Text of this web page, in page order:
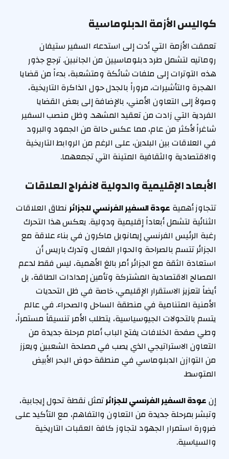
كواليس الأزمة الدبلوماسية
تعمقت الأزمة التي أدت إلى استدعاء السفير ستيفان
روماتيه لتشمل طرد دبلوماسيين من الجانبين. ترجع جذور
هذه التوترات إلى ملفات شائكة ومتشعبة، بدءاً من قضايا
الهجرة والتأشيرات، مروراً بالجدل حول الذاكرة التاريخية،
وصولاً إلى التعاون الأمني، بالإضافة إلى بعض القضايا
الفردية التي زادت من تعقيد المشهد. وظل منصب السفير
شاغراً لأكثر من عام، مما عكس حالة من الجمود والبرود
في العلاقات بين البلدين، على الرغم من الروابط التاريخية
والاقتصادية والثقافية المتينة التي تجمعهما.
الأبعاد الإقليمية والدولية لانفراج العلاقات
تتجاوز أهمية عودة السفير الفرنسي للجزائرنطاق العلاقات
الثنائية لتشمل أبعاداً إقليمية ودولية. يعكس هذا التحرك
رغبة الرئيس الفرنسي إيمانويل ماكرون في بناء علاقة مع
الجزائر تتسم بالصراحة والحوار الفعال. وتدرك باريس أن
استعادة الثقة مع الجزائر أمر بالغ الأهمية، ليس فقط لدعم
المصالح الاقتصادية المشتركة وتأمين إمدادات الطاقة، بل
أيضاً لتعزيز الاستقرار الإقليمي، خاصة في ظل التحديات
الأمنية المتنامية في منطقة الساحل والصحراء. في عالم
يتسم بالتحولات الجيوسياسية، يتطلب الأمر تنسيقاً مستمراً،
وطي صفحة الخلافات يفتح الباب أمام مرحلة جديدة من
التعاون الاستراتيجي الذي يصب في مصلحة الشعبين ويعزز
من التوازن الدبلوماسي في منطقة حوض البحر الأبيض
المتوسط.
إنعودة السفير الفرنسي للجزائرتمثل نقطة تحول إيجابية،
وتبشر بمرحلة جديدة من التعاون والتفاهم، مع التأكيد على
ضرورة استمرار الجهود لتجاوز كافة العقبات التاريخية
والسياسية.